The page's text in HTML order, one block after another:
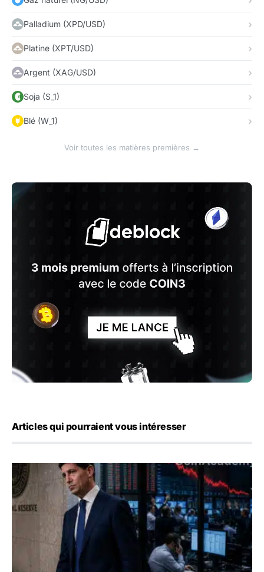
Palladium (XPD/USD)
Platine (XPT/USD)
Argent (XAG/USD)
Soja (S_1)
Blé (W_1)
Voir toutes les matières premières →
Articles qui pourraient vous intéresser
Kevin Warsh maintient sa communication minimaliste